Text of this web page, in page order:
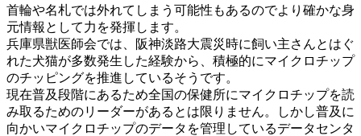
首輪や名札では外れてしまう可能性もあるのでより確かな身
元情報として力を発揮します。
兵庫県獣医師会では、阪神淡路大震災時に飼い主さんとはぐ
れた犬猫が多数発生した経験から、積極的にマイクロチップ
のチッピングを推進しているそうです。
現在普及段階にあるため全国の保健所にマイクロチップを読
み取るためのリーダーがあるとは限りません。しかし普及に
向かいマイクロチップのデータを管理しているデータセンタ